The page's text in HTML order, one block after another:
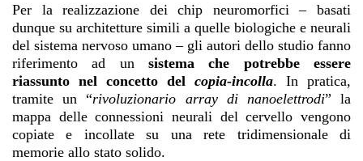
Per la realizzazione dei chip neuromorfici – basati
dunque su architetture simili a quelle biologiche e neurali
del sistema nervoso umano – gli autori dello studio fanno
riferimento ad un sistema che potrebbe essere
riassunto nel concetto del copia-incolla. In pratica,
tramite un “rivoluzionario array di nanoelettrodi” la
mappa delle connessioni neurali del cervello vengono
copiate e incollate su una rete tridimensionale di
memorie allo stato solido.